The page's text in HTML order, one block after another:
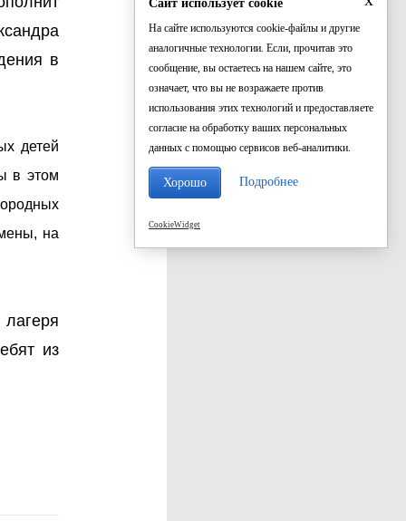
в
детей
в этом
на
из
Сайт использует cookie
На сайте используются cookie-файлы и другие
аналогичные технологии. Если, прочитав это
сообщение, вы остаетесь на нашем сайте, это
означает, что вы не возражаете против
использования этих технологий и предоставляете
согласие на обработку ваших персональных
данных с помощью сервисов веб-аналитики.
Хорошо Подробнее
CookieWidget